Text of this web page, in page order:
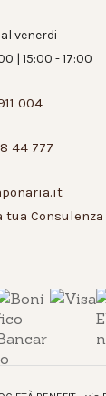
venerdi
| 15:00 - 17:00
004
44 777
tua Consulenza